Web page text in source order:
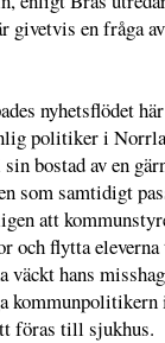
givetvis en fråga
nyhetsflödet
politiker i
bostad av en
som samtidigt
att
och flytta
väckt hans
kommunpolitikern
föras till sjukhus.